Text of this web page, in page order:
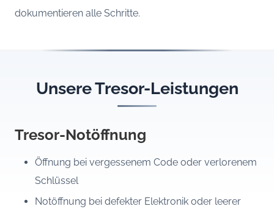
dokumentieren alle Schritte.
Unsere Tresor-Leistungen
Tresor-Notöffnung
Öffnung bei vergessenem Code oder verlorenem
Schlüssel
Notöffnung bei defekter Elektronik oder leerer